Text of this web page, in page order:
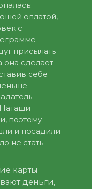
оплатой,
с
присылать
она сделает
себе
поэтому
и посадили
не стать
карты
деньги,